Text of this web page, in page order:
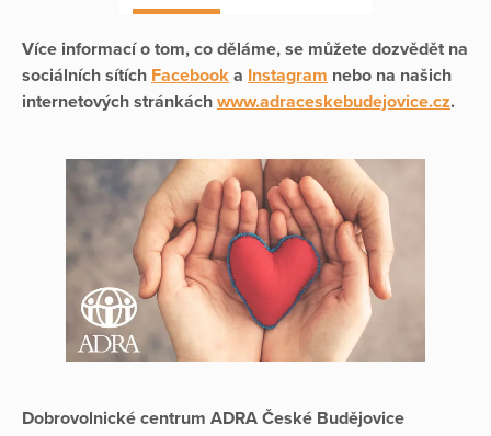
Více informací o tom, co děláme, se můžete dozvědět na
sociálních sítích Facebook a Instagram nebo na našich
internetových stránkách www.adraceskebudejovice.cz.
Dobrovolnické centrum ADRA České Budějovice